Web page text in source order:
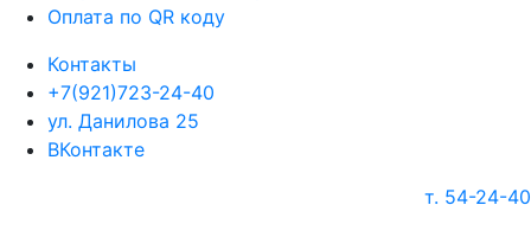
Оплата по QR коду
Контакты
+7(921)723-24-40
ул. Данилова 25
ВКонтакте
т. 54-24-40